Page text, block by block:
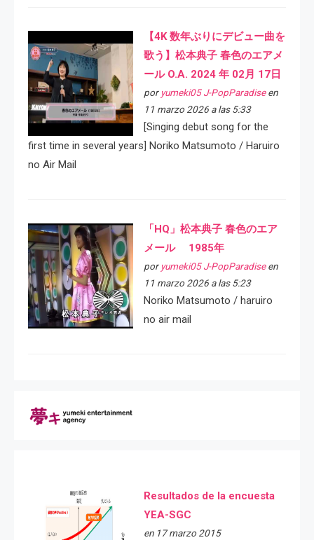
【4K 数年ぶりにデビュー曲を
歌う】松本典子 春色のエアメ
ール O.A. 2024 年 02月 17日
por yumeki05 J-PopParadiseen
11 marzo 2026 a las 5:33
[Singing debut song for the
first time in several years] Noriko Matsumoto / Haruiro
no Air Mail
「HQ」松本典子 春色のエア
メール 1985年
por yumeki05 J-PopParadiseen
11 marzo 2026 a las 5:23
Noriko Matsumoto / haruiro
no air mail
Resultados de la encuesta
YEA-SGC
en 17 marzo 2015